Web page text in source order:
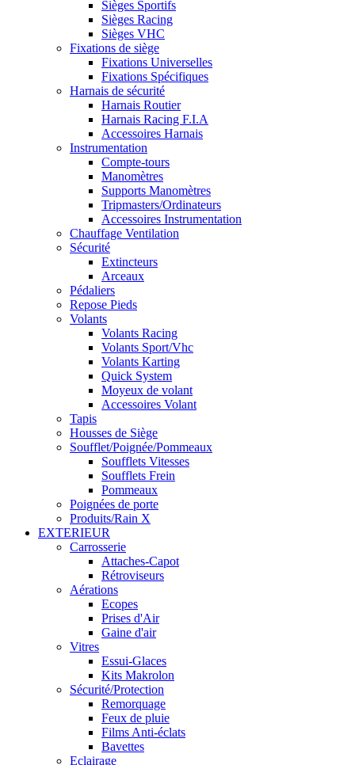
Sièges Sportifs
Sièges Racing
Sièges VHC
Fixations de siège
Fixations Universelles
Fixations Spécifiques
Harnais de sécurité
Harnais Routier
Harnais Racing F.I.A
Accessoires Harnais
Instrumentation
Compte-tours
Manomètres
Supports Manomètres
Tripmasters/Ordinateurs
Accessoires Instrumentation
Chauffage Ventilation
Sécurité
Extincteurs
Arceaux
Pédaliers
Repose Pieds
Volants
Volants Racing
Volants Sport/Vhc
Volants Karting
Quick System
Moyeux de volant
Accessoires Volant
Tapis
Housses de Siège
Soufflet/Poignée/Pommeaux
Soufflets Vitesses
Soufflets Frein
Pommeaux
Poignées de porte
Produits/Rain X
EXTERIEUR
Carrosserie
Attaches-Capot
Rétroviseurs
Aérations
Ecopes
Prises d'Air
Gaine d'air
Vitres
Essui-Glaces
Kits Makrolon
Sécurité/Protection
Remorquage
Feux de pluie
Films Anti-éclats
Bavettes
Eclairage